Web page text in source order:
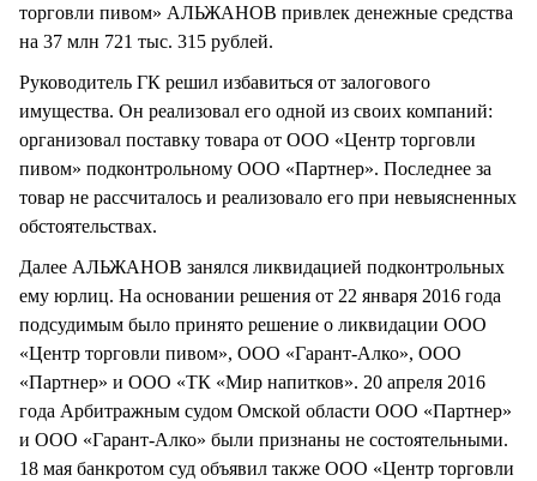
торговли пивом» АЛЬЖАНОВ привлек денежные средства
на 37 млн 721 тыс. 315 рублей.
Руководитель ГК решил избавиться от залогового
имущества. Он реализовал его одной из своих компаний:
организовал поставку товара от ООО «Центр торговли
пивом» подконтрольному ООО «Партнер». Последнее за
товар не рассчиталось и реализовало его при невыясненных
обстоятельствах.
Далее АЛЬЖАНОВ занялся ликвидацией подконтрольных
ему юрлиц. На основании решения от 22 января 2016 года
подсудимым было принято решение о ликвидации ООО
«Центр торговли пивом», ООО «Гарант-Алко», ООО
«Партнер» и ООО «ТК «Мир напитков». 20 апреля 2016
года Арбитражным судом Омской области ООО «Партнер»
и ООО «Гарант-Алко» были признаны не состоятельными.
18 мая банкротом суд объявил также ООО «Центр торговли